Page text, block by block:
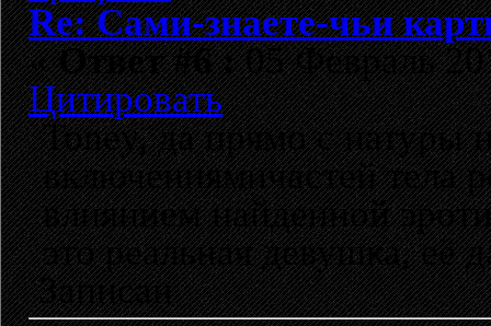
Re: Сами-знаете-чьи
«Ответ #6 :05 Февраль
Цитировать
Toney, да прямо с натуры
включениямичастей тела
влиянием найденной
это реальная девушка, её
Записан